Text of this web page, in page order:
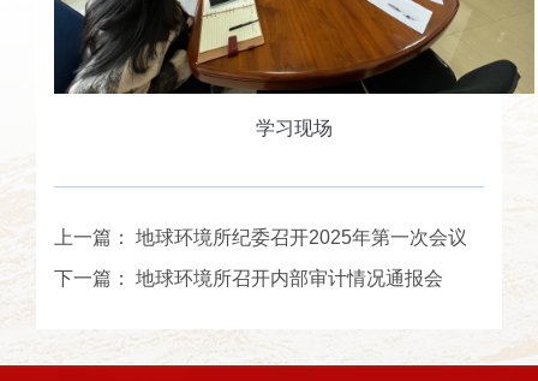
学习现场
上一篇：
地球环境所纪委召开2025年第一次会议
下一篇：
地球环境所召开内部审计情况通报会